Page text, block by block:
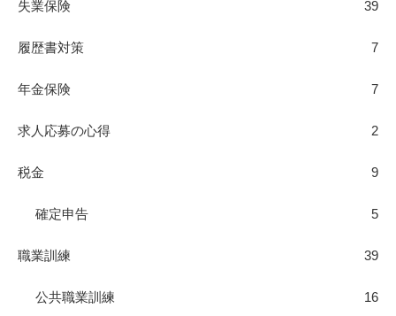
失業保険 39
履歴書対策 7
年金保険 7
求人応募の心得 2
税金 9
確定申告 5
職業訓練 39
公共職業訓練 16